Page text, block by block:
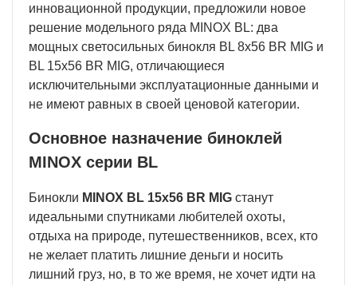
инновационной продукции, предложили новое
решение модельного ряда MINOX BL: два
мощных светосильных бинокля BL 8x56 BR MIG и
BL 15x56 BR MIG, отличающиеся
исключительными эксплуатационные данными и
не имеют равных в своей ценовой категории.
Основное назначение биноклей
MINOX серии BL
Бинокли MINOX BL 15x56 BR MIG станут
идеальными спутниками любителей охоты,
отдыха на природе, путешественников, всех, кто
не желает платить лишние деньги и носить
лишний груз, но, в то же время, не хочет идти на